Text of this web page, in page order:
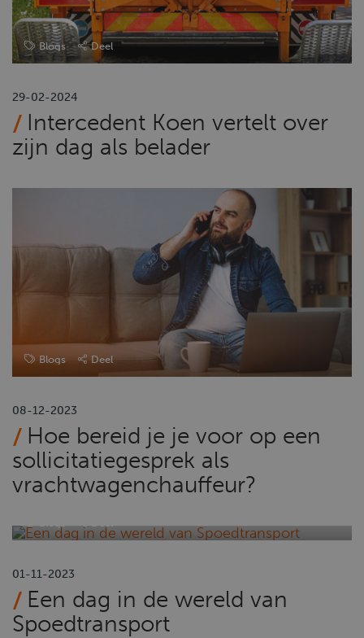
Blogs Deel
29-02-2024
Intercedent Koen vertelt over
zijn dag als belader
Blogs Deel
08-12-2023
Hoe bereid je je voor op een
sollicitatiegesprek als
vrachtwagenchauffeur?
01-11-2023
Een dag in de wereld van
Spoedtransport